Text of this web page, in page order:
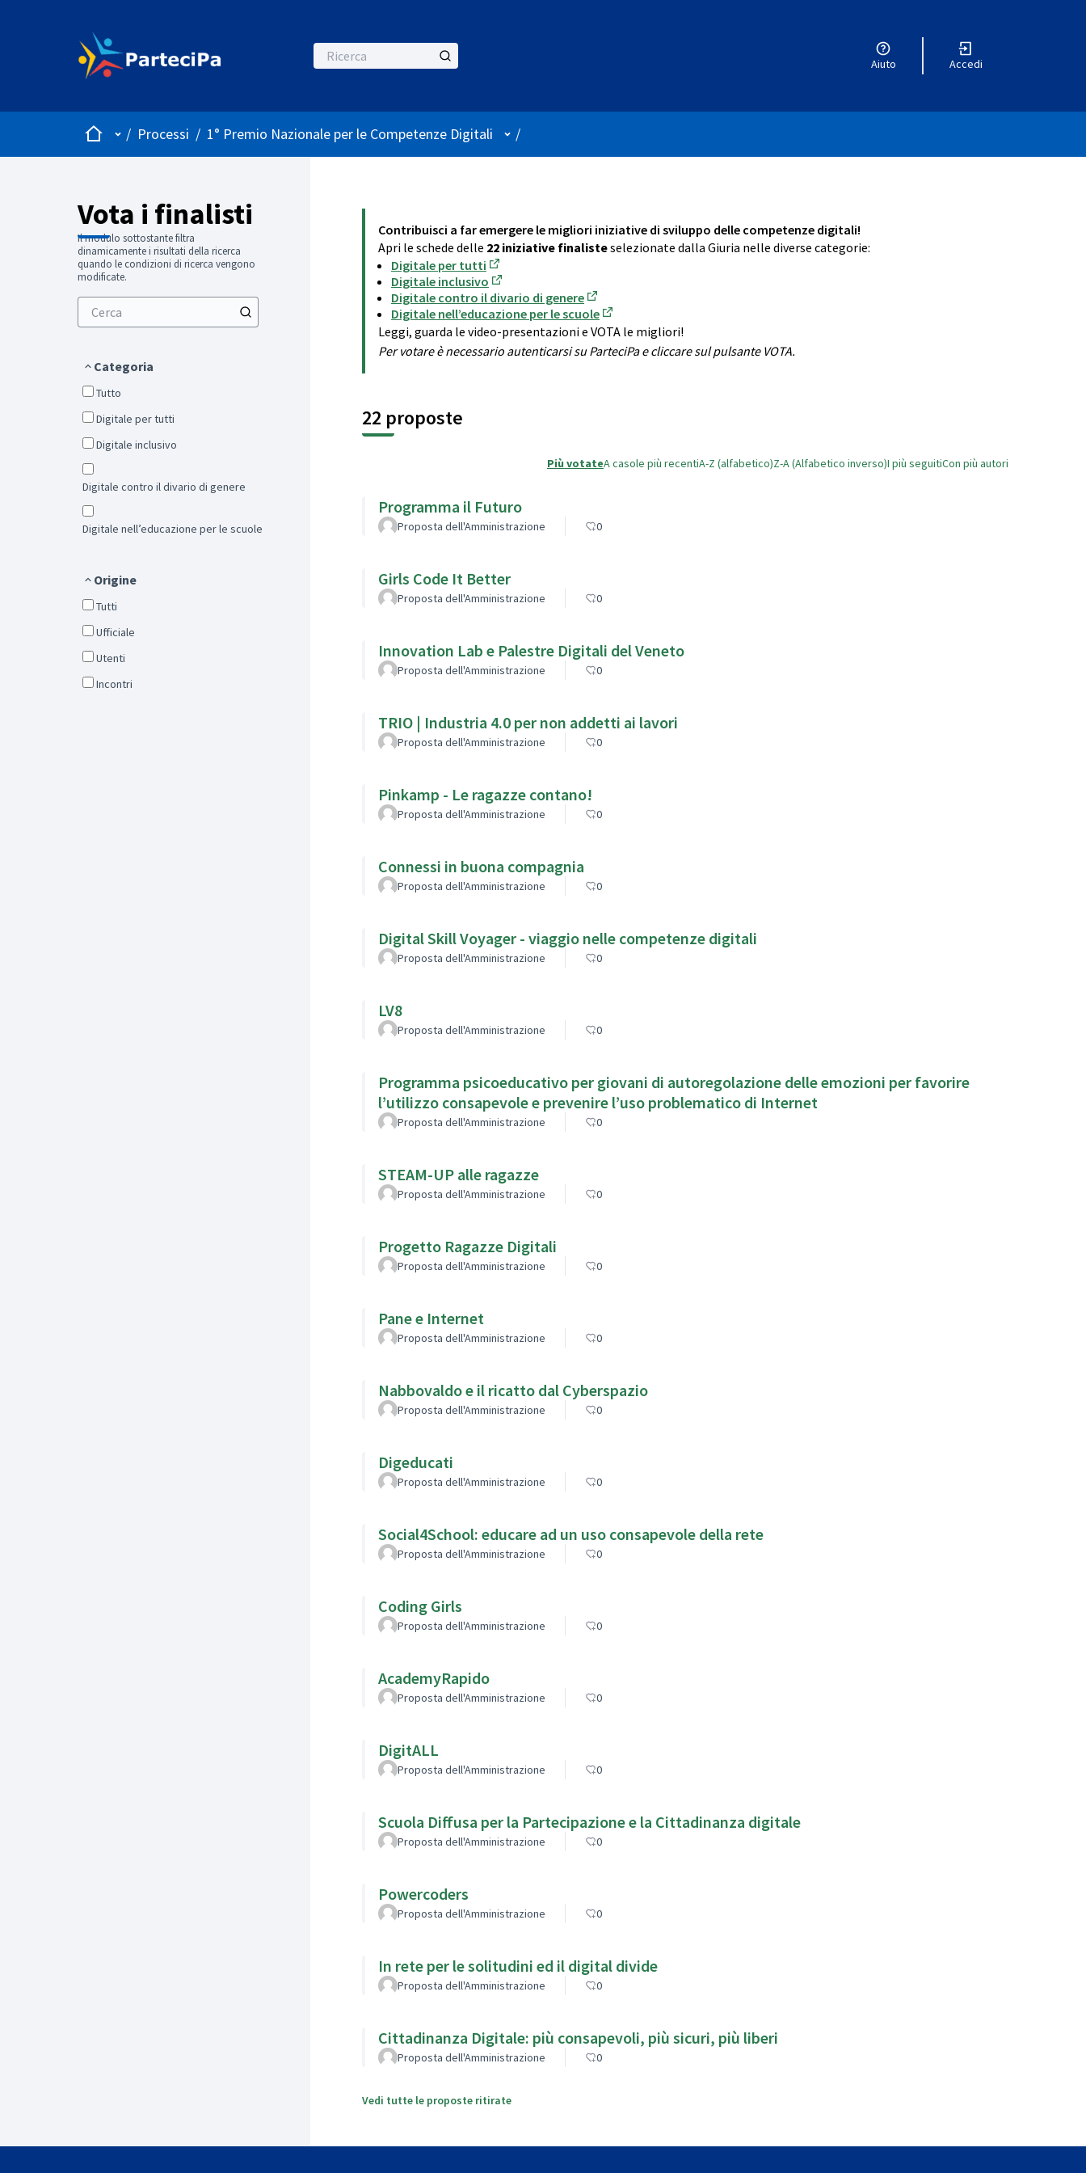
Aiuto Accedi
HomeMenù principale
/ Processi / 1° Premio Nazionale per le Competenze Digitali Menù utente
/
Vota i finalisti
Il modulo sottostante filtra
dinamicamente i risultati della ricerca
quando le condizioni di ricerca vengono
modificate.
Categoria
Tutto
Digitale per tutti
Digitale inclusivo
Digitale contro il divario di genere
Digitale nell’educazione per le scuole
Origine
Tutti
Ufficiale
Utenti
Incontri
Contribuisci a far emergere le migliori iniziative di sviluppo delle competenze digitali!
Apri le schede delle 22 iniziative finalisteselezionate dalla Giuria nelle diverse categorie:
Digitale per tutti
(Apre in una nuova scheda)
Digitale inclusivo
(Apre in una nuova scheda)
Digitale contro il divario di genere
(Apre in una nuova scheda)
Digitale nell’educazione per le scuole
(Apre in una nuova scheda)
Leggi, guarda le video-presentazioni e VOTA le migliori!
Per votare è necessario autenticarsi su ParteciPa e cliccare sul pulsante VOTA.
22 proposte
Più votateA casole più recentiA-Z (alfabetico)Z-A (Alfabetico inverso)I più seguitiCon più autori
Programma il Futuro
Proposta dell'Amministrazione 0
Girls Code It Better
Proposta dell'Amministrazione 0
Innovation Lab e Palestre Digitali del Veneto
Proposta dell'Amministrazione 0
TRIO | Industria 4.0 per non addetti ai lavori
Proposta dell'Amministrazione 0
Pinkamp - Le ragazze contano!
Proposta dell'Amministrazione 0
Connessi in buona compagnia
Proposta dell'Amministrazione 0
Digital Skill Voyager - viaggio nelle competenze digitali
Proposta dell'Amministrazione 0
LV8
Proposta dell'Amministrazione 0
Programma psicoeducativo per giovani di autoregolazione delle emozioni per favorire
l’utilizzo consapevole e prevenire l’uso problematico di Internet
Proposta dell'Amministrazione 0
STEAM-UP alle ragazze
Proposta dell'Amministrazione 0
Progetto Ragazze Digitali
Proposta dell'Amministrazione 0
Pane e Internet
Proposta dell'Amministrazione 0
Nabbovaldo e il ricatto dal Cyberspazio
Proposta dell'Amministrazione 0
Digeducati
Proposta dell'Amministrazione 0
Social4School: educare ad un uso consapevole della rete
Proposta dell'Amministrazione 0
Coding Girls
Proposta dell'Amministrazione 0
AcademyRapido
Proposta dell'Amministrazione 0
DigitALL
Proposta dell'Amministrazione 0
Scuola Diffusa per la Partecipazione e la Cittadinanza digitale
Proposta dell'Amministrazione 0
Powercoders
Proposta dell'Amministrazione 0
In rete per le solitudini ed il digital divide
Proposta dell'Amministrazione 0
Cittadinanza Digitale: più consapevoli, più sicuri, più liberi
Proposta dell'Amministrazione 0
Vedi tutte le proposte ritirate